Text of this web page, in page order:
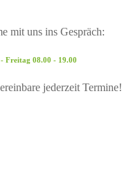
mit uns ins Gespräch:
Freitag 08.00 - 19.00
jederzeit Termine!